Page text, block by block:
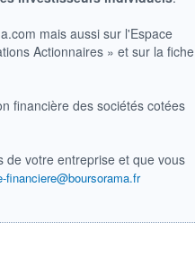
mais aussi sur l'Espace
Actionnaires » et sur la fiche
financière des sociétés cotées
de votre entreprise et que vous
financiere@boursorama.fr